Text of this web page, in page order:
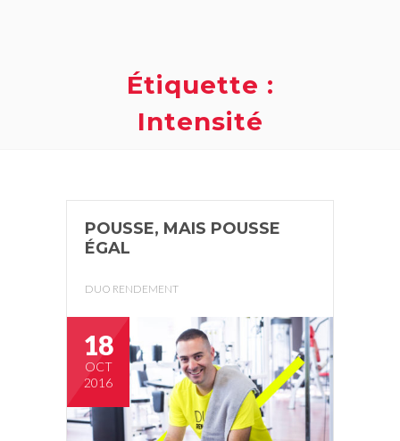
Étiquette :
Intensité
POUSSE, MAIS POUSSE
ÉGAL
DUO RENDEMENT
18
OCT
2016